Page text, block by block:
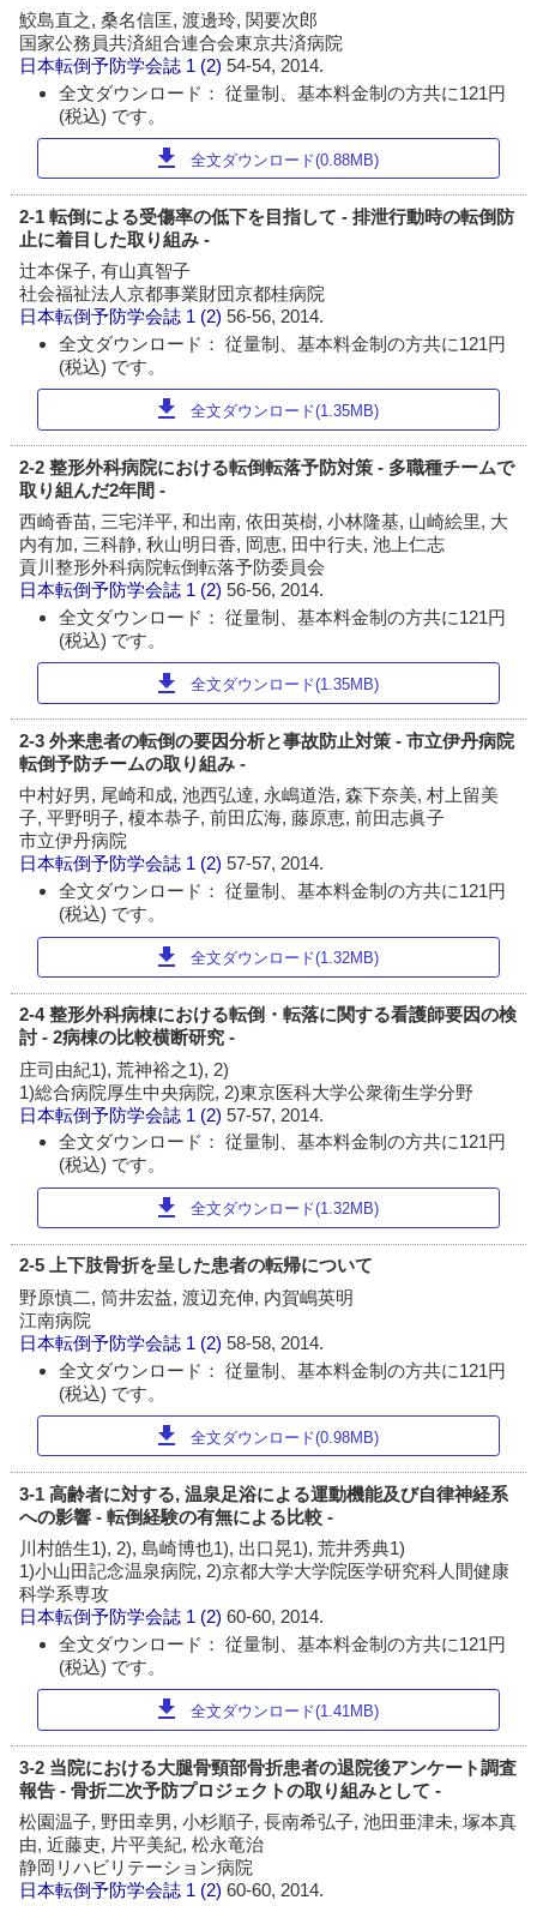
鮫島直之, 桑名信匡, 渡邊玲, 関要次郎
国家公務員共済組合連合会東京共済病院
日本転倒予防学会誌 1 (2)54-54, 2014.
全文ダウンロード： 従量制、基本料金制の方共に121円
(税込) です。
download 全文ダウンロード(0.88MB)
2-1 転倒による受傷率の低下を目指して - 排泄行動時の転倒防
止に着目した取り組み -
辻本保子, 有山真智子
社会福祉法人京都事業財団京都桂病院
日本転倒予防学会誌 1 (2)56-56, 2014.
全文ダウンロード： 従量制、基本料金制の方共に121円
(税込) です。
download 全文ダウンロード(1.35MB)
2-2 整形外科病院における転倒転落予防対策 - 多職種チームで
取り組んだ2年間 -
西崎香苗, 三宅洋平, 和出南, 依田英樹, 小林隆基, 山崎絵里, 大
内有加, 三科静, 秋山明日香, 岡恵, 田中行夫, 池上仁志
貢川整形外科病院転倒転落予防委員会
日本転倒予防学会誌 1 (2)56-56, 2014.
全文ダウンロード： 従量制、基本料金制の方共に121円
(税込) です。
download 全文ダウンロード(1.35MB)
2-3 外来患者の転倒の要因分析と事故防止対策 - 市立伊丹病院
転倒予防チームの取り組み -
中村好男, 尾崎和成, 池西弘達, 永嶋道浩, 森下奈美, 村上留美
子, 平野明子, 榎本恭子, 前田広海, 藤原恵, 前田志眞子
市立伊丹病院
日本転倒予防学会誌 1 (2)57-57, 2014.
全文ダウンロード： 従量制、基本料金制の方共に121円
(税込) です。
download 全文ダウンロード(1.32MB)
2-4 整形外科病棟における転倒・転落に関する看護師要因の検
討 - 2病棟の比較横断研究 -
庄司由紀1), 荒神裕之1), 2)
1)総合病院厚生中央病院, 2)東京医科大学公衆衛生学分野
日本転倒予防学会誌 1 (2)57-57, 2014.
全文ダウンロード： 従量制、基本料金制の方共に121円
(税込) です。
download 全文ダウンロード(1.32MB)
2-5 上下肢骨折を呈した患者の転帰について
野原慎二, 筒井宏益, 渡辺充伸, 内賀嶋英明
江南病院
日本転倒予防学会誌 1 (2)58-58, 2014.
全文ダウンロード： 従量制、基本料金制の方共に121円
(税込) です。
download 全文ダウンロード(0.98MB)
3-1 高齢者に対する, 温泉足浴による運動機能及び自律神経系
への影響 - 転倒経験の有無による比較 -
川村皓生1), 2), 島崎博也1), 出口晃1), 荒井秀典1)
1)小山田記念温泉病院, 2)京都大学大学院医学研究科人間健康
科学系専攻
日本転倒予防学会誌 1 (2)60-60, 2014.
全文ダウンロード： 従量制、基本料金制の方共に121円
(税込) です。
download 全文ダウンロード(1.41MB)
3-2 当院における大腿骨頸部骨折患者の退院後アンケート調査
報告 - 骨折二次予防プロジェクトの取り組みとして -
松園温子, 野田幸男, 小杉順子, 長南希弘子, 池田亜津未, 塚本真
由, 近藤吏, 片平美紀, 松永竜治
静岡リハビリテーション病院
日本転倒予防学会誌 1 (2)60-60, 2014.